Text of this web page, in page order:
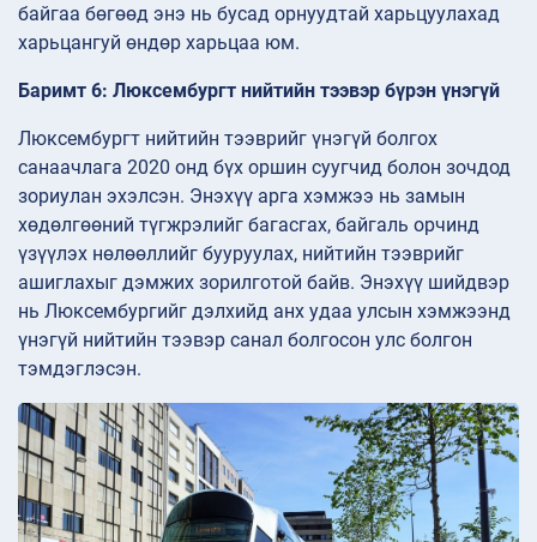
байгаа бөгөөд энэ нь бусад орнуудтай харьцуулахад
харьцангуй өндөр харьцаа юм.
Баримт 6: Люксембургт нийтийн тээвэр бүрэн үнэгүй
Люксембургт нийтийн тээврийг үнэгүй болгох
санаачлага 2020 онд бүх оршин суугчид болон зочдод
зориулан эхэлсэн. Энэхүү арга хэмжээ нь замын
хөдөлгөөний түгжрэлийг багасгах, байгаль орчинд
үзүүлэх нөлөөллийг бууруулах, нийтийн тээврийг
ашиглахыг дэмжих зорилготой байв. Энэхүү шийдвэр
нь Люксембургийг дэлхийд анх удаа улсын хэмжээнд
үнэгүй нийтийн тээвэр санал болгосон улс болгон
тэмдэглэсэн.